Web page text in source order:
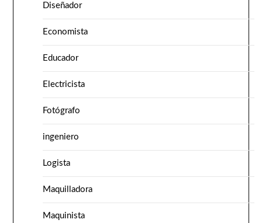
Diseñador
Economista
Educador
Electricista
Fotógrafo
ingeniero
Logista
Maquilladora
Maquinista